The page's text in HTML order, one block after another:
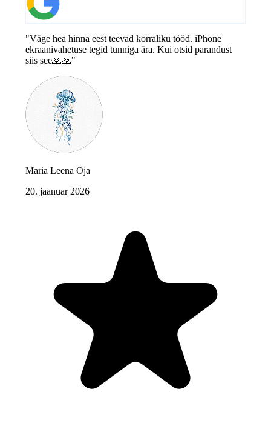
"Väge hea hinna eest teevad korraliku tööd. iPhone
ekraanivahetuse tegid tunniga ära. Kui otsid parandust
siis see🙏🙏"
Maria Leena Oja
20. jaanuar 2026